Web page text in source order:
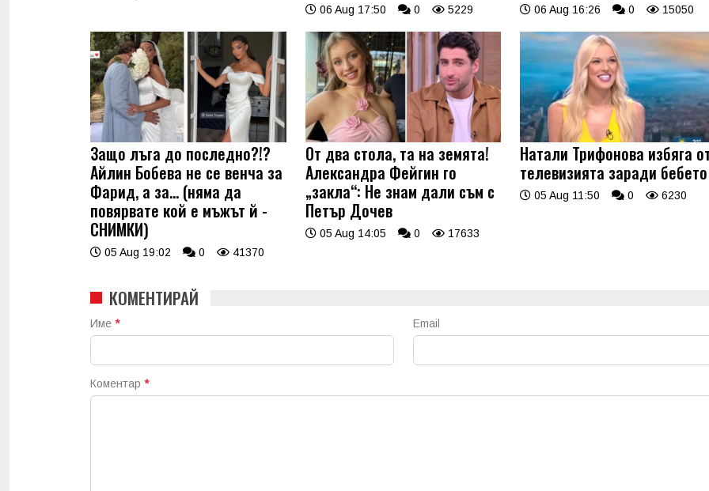
06 Aug 17:50 0 5229 06 Aug 16:26 0 15050
Защо лъга до последно?!?
Айлин Бобева не се венча за
Фарид, а за... (няма да
повярвате кой е мъжът й -
СНИМКИ)
05 Aug 19:02 0 41370
От два стола, та на земята!
Александра Фейгин го
„закла“: Не знам дали съм с
Петър Дочев
05 Aug 14:05 0 17633
Натали Трифонова избяга
телевизията заради бебето
05 Aug 11:50 0 6230
КОМЕНТИРАЙ
Име * Email
Коментар *